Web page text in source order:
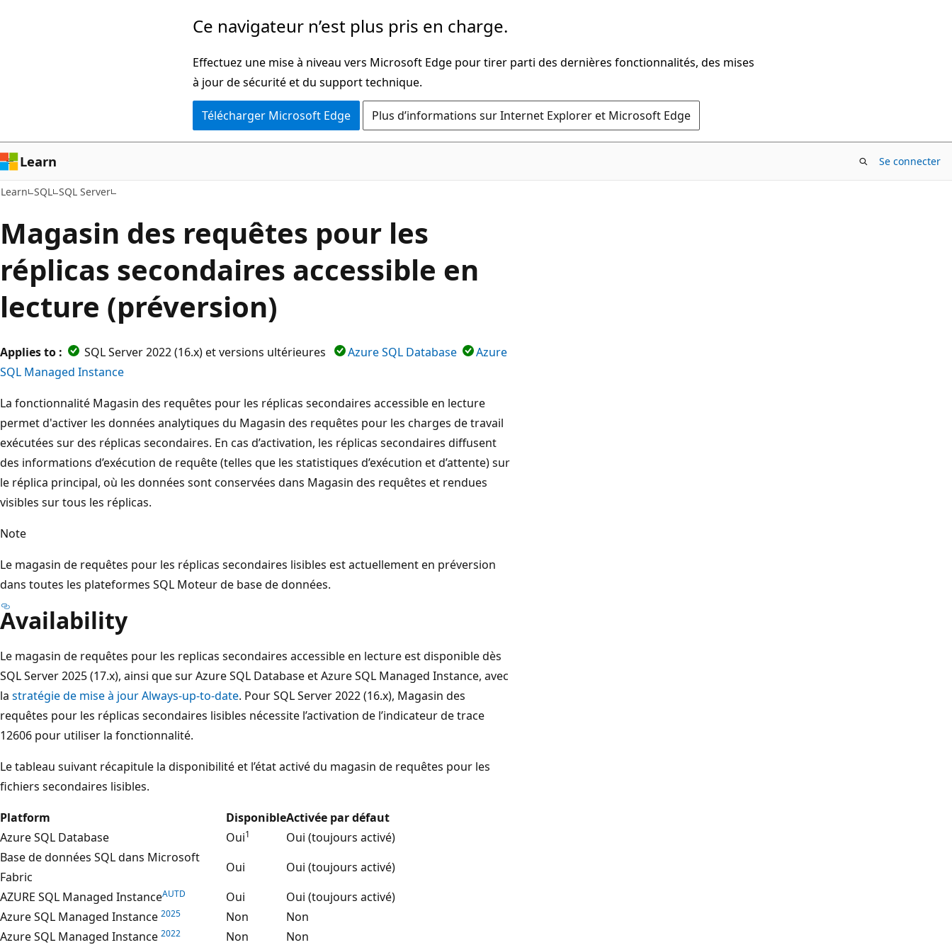
Ce navigateur n’est plus pris en charge.
Effectuez une mise à niveau vers Microsoft Edge pour tirer parti des dernières fonctionnalités, des mises
à jour de sécurité et du support technique.
Télécharger Microsoft Edge Plus d’informations sur Internet Explorer et Microsoft Edge
Learn Se connecter
Learn SQL SQL Server
Magasin des requêtes pour les
réplicas secondaires accessible en
lecture (préversion)
Applies to : SQL Server 2022 (16.x) et versions ultérieures Azure SQL Database
Azure
SQL Managed Instance
La fonctionnalité Magasin des requêtes pour les réplicas secondaires accessible en lecture
permet d'activer les données analytiques du Magasin des requêtes pour les charges de travail
exécutées sur des réplicas secondaires. En cas d’activation, les réplicas secondaires diffusent
des informations d’exécution de requête (telles que les statistiques d’exécution et d’attente) sur
le réplica principal, où les données sont conservées dans Magasin des requêtes et rendues
visibles sur tous les réplicas.
Note
Le magasin de requêtes pour les réplicas secondaires lisibles est actuellement en préversion
dans toutes les plateformes SQL Moteur de base de données.
Availability
Le magasin de requêtes pour les replicas secondaires accessible en lecture est disponible dès
SQL Server 2025 (17.x), ainsi que sur Azure SQL Database et Azure SQL Managed Instance, avec
la stratégie de mise à jour Always-up-to-date. Pour SQL Server 2022 (16.x), Magasin des
requêtes pour les réplicas secondaires lisibles nécessite l’activation de l’indicateur de trace
12606 pour utiliser la fonctionnalité.
Le tableau suivant récapitule la disponibilité et l’état activé du magasin de requêtes pour les
fichiers secondaires lisibles.
Platform
DisponibleActivée par défaut
Azure SQL Database
Oui1
Oui (toujours activé)
Base de données SQL dans Microsoft
Fabric
Oui
Oui (toujours activé)
AZURE SQL Managed InstanceAUTD Oui
Oui (toujours activé)
Azure SQL Managed Instance 2025 Non
Non
Azure SQL Managed Instance 2022 Non
Non